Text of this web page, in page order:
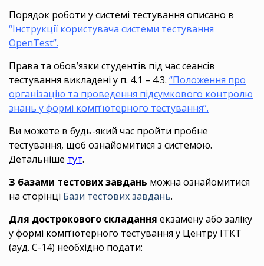
Порядок роботи у системі тестування описано в
“Інструкції користувача системи тестування
OpenTest”.
Права та обов’язки студентів під час сеансів
тестування викладені у п. 4.1 – 4.3. “Положення про
організацію та проведення підсумкового контролю
знань у формі комп’ютерного тестування”.
Ви можете в будь-який час пройти пробне
тестування, щоб ознайомитися з системою.
Детальніше тут.
З базами тестових завдань можна ознайомитися
на сторінці Бази тестових завдань.
Для дострокового складання екзамену або заліку
у формі комп’ютерного тестування у Центру ІТКТ
(ауд. С-14) необхідно подати: